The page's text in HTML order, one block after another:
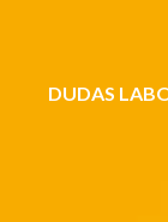
DUDAS